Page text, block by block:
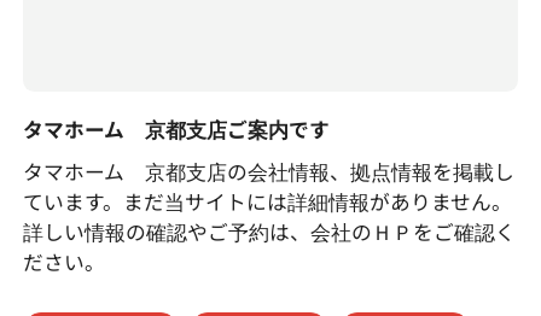
タマホーム 京都支店ご案内です
タマホーム 京都支店の会社情報、拠点情報を掲載し
ています。まだ当サイトには詳細情報がありません。
詳しい情報の確認やご予約は、会社のＨＰをご確認く
ださい。